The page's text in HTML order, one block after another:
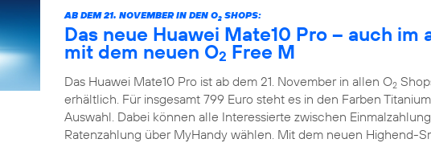
AB DEM 21. NOVEMBER IN DEN O2 SHOPS:
Das neue Huawei Mate10 Pro – auch
mit dem neuen O2 Free M
Das Huawei Mate10 Pro ist ab dem 21. November in allen O2
erhältlich. Für insgesamt 799 Euro steht es in den Farben
Auswahl. Dabei können alle Interessierte zwischen
Ratenzahlung über MyHandy wählen. Mit dem neuen Highend-